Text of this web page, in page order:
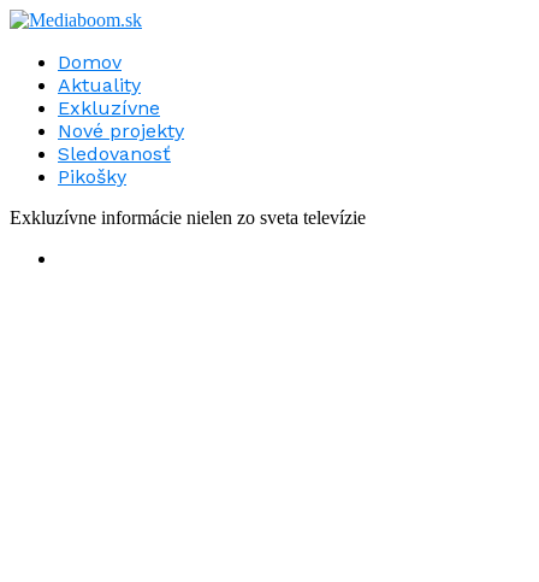
Domov
Aktuality
Exkluzívne
Nové projekty
Sledovanosť
Pikošky
Exkluzívne informácie nielen zo sveta televízie